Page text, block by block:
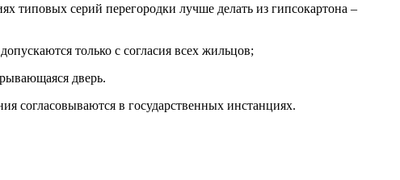
типовых серий перегородки лучше делать из гипсокартона –
только с согласия всех жильцов;
дверь.
согласовываются в государственных инстанциях.